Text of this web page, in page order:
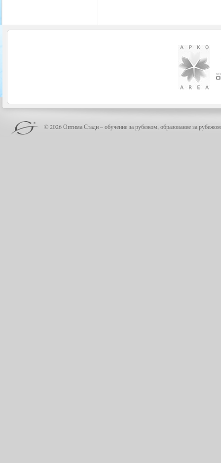
© 2026 Оптима Стади – обучение за рубежом, образование за